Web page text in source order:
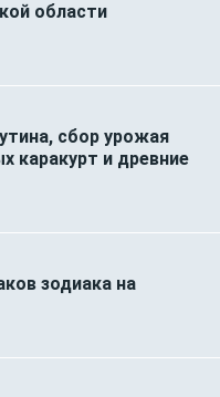
области
сбор урожая
каракурт и древние
зодиака на